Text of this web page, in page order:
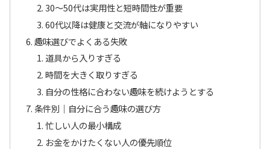
30〜50代は実用性と短時間性が重要
60代以降は健康と交流が軸になりやすい
趣味選びでよくある失敗
道具から入りすぎる
時間を大きく取りすぎる
自分の性格に合わない趣味を続けようとする
条件別｜自分に合う趣味の選び方
忙しい人の最小構成
お金をかけたくない人の優先順位